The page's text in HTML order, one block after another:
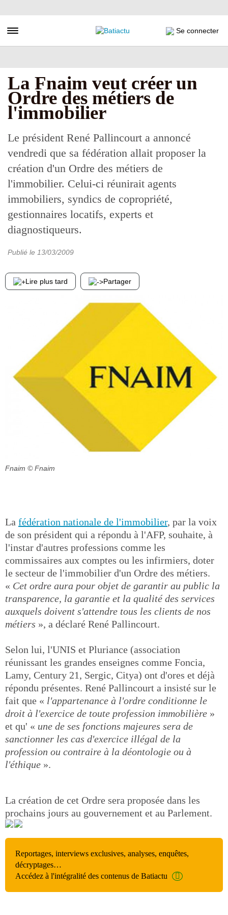
au
principal
Toggle navigation Se connecter
La Fnaim veut créer un
Ordre des métiers de
l'immobilier
Le président René Pallincourt a annoncé
vendredi que sa fédération allait proposer la
création d'un Ordre des métiers de
l'immobilier. Celui-ci réunirait agents
immobiliers, syndics de copropriété,
gestionnaires locatifs, experts et
diagnostiqueurs.
Publié le 13/03/2009
Lire plus tard Partager
Fnaim © Fnaim
La fédération nationale de l'immobilier, par la voix
de son président qui a répondu à l'AFP, souhaite, à
l'instar d'autres professions comme les
commissaires aux comptes ou les infirmiers, doter
le secteur de l'immobilier d'un Ordre des métiers.
« Cet ordre aura pour objet de garantir au public la
transparence, la garantie et la qualité des services
auxquels doivent s'attendre tous les clients de nos
métiers », a déclaré René Pallincourt.
Selon lui, l'UNIS et Pluriance (association
réunissant les grandes enseignes comme Foncia,
Lamy, Century 21, Sergic, Citya) ont d'ores et déjà
répondu présentes. René Pallincourt a insisté sur le
fait que « l'appartenance à l'ordre conditionne le
droit à l'exercice de toute profession immobilière »
et qu' « une de ses fonctions majeures sera de
sanctionner les cas d'exercice illégal de la
profession ou contraire à la déontologie ou à
l'éthique ».
La création de cet Ordre sera proposée dans les
prochains jours au gouvernement et au Parlement.
Reportages, interviews exclusives, analyses, enquêtes,
décryptages…
Accédez à l'intégralité des contenus de Batiactu